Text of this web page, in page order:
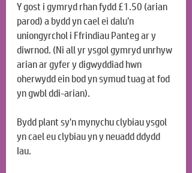
Y gost i gymryd rhan fydd £1.50 (arian
parod) a bydd yn cael ei dalu’n
uniongyrchol i Ffrindiau Panteg ar y
diwrnod. (Ni all yr ysgol gymryd unrhyw
arian ar gyfer y digwyddiad hwn
oherwydd ein bod yn symud tuag at fod
yn gwbl ddi-arian).
Bydd plant sy'n mynychu clybiau ysgol
yn cael eu clybiau yn y neuadd ddydd
Iau.